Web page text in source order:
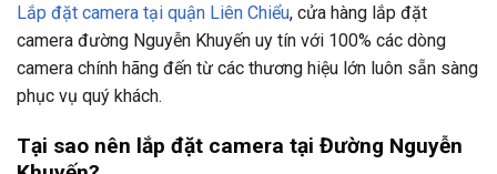
Lắp đặt camera tại quận Liên Chiểu, cửa hàng lắp đặt
camera đường Nguyễn Khuyến uy tín với 100% các dòng
camera chính hãng đến từ các thương hiệu lớn luôn sẵn sàng
phục vụ quý khách.
Tại sao nên lắp đặt camera tại Đường Nguyễn